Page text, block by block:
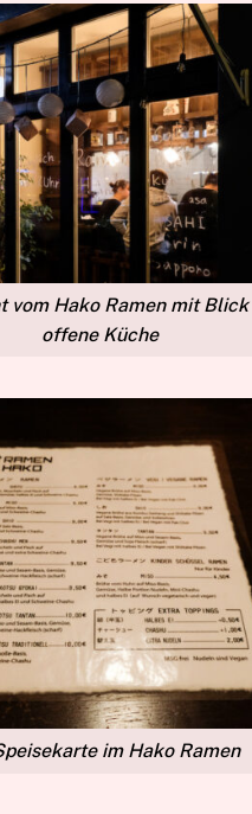
vom Hako Ramen mit
offene Küche
im Hako Ramen